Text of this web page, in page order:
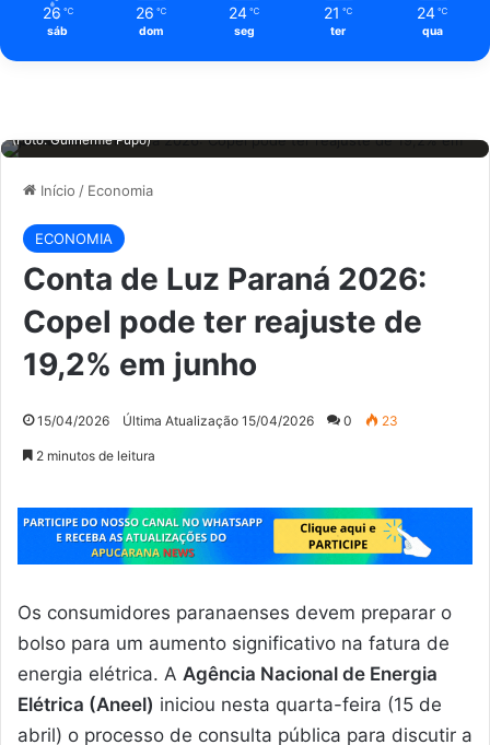
(Foto: Guilherme Pupo)
Início / Economia
ECONOMIA
Conta de Luz Paraná 2026:
Copel pode ter reajuste de
19,2% em junho
15/04/2026 Última Atualização 15/04/2026 0 23
2 minutos de leitura
Os consumidores paranaenses devem preparar o
bolso para um aumento significativo na fatura de
energia elétrica. A Agência Nacional de Energia
Elétrica (Aneel) iniciou nesta quarta-feira (15 de
abril) o processo de consulta pública para discutir a
26 ℃
sáb
26 ℃
dom
24 ℃
seg
21 ℃
ter
24 ℃
qua